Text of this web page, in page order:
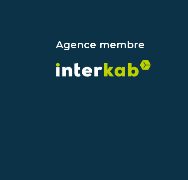
Agence membre